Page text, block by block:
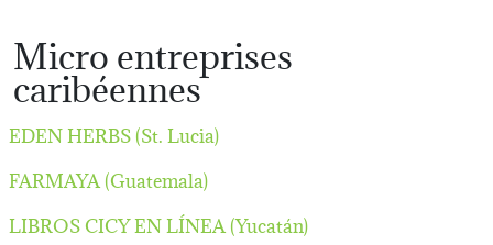
Micro entreprises
caribéennes
EDEN HERBS (St. Lucia)
FARMAYA (Guatemala)
LIBROS CICY EN LÍNEA (Yucatán)